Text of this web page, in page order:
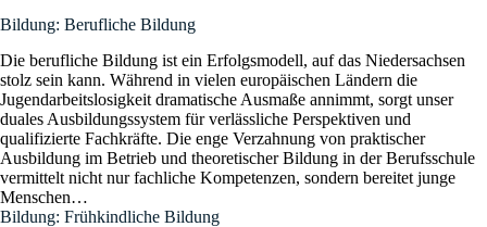
Bildung: Berufliche Bildung
Die berufliche Bildung ist ein Erfolgsmodell, auf das Niedersachsen
stolz sein kann. Während in vielen europäischen Ländern die
Jugendarbeitslosigkeit dramatische Ausmaße annimmt, sorgt unser
duales Ausbildungssystem für verlässliche Perspektiven und
qualifizierte Fachkräfte. Die enge Verzahnung von praktischer
Ausbildung im Betrieb und theoretischer Bildung in der Berufsschule
vermittelt nicht nur fachliche Kompetenzen, sondern bereitet junge
Menschen…
Bildung: Frühkindliche Bildung